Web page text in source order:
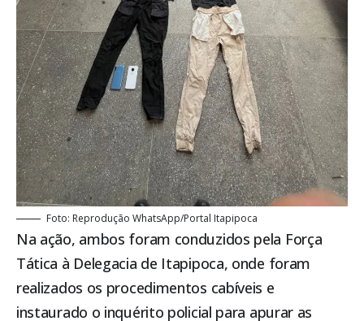
Foto: Reprodução WhatsApp/Portal Itapipoca
Na ação, ambos foram conduzidos pela Força
Tática à Delegacia de Itapipoca, onde foram
realizados os procedimentos cabíveis e
instaurado o inquérito policial para apurar as